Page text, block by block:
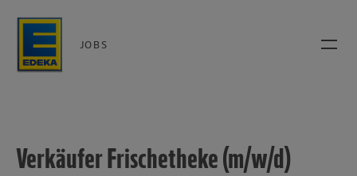
JOBS
Verkäufer Frischetheke (m/w/d)